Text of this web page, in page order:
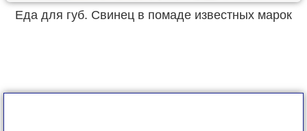
Еда для губ. Свинец в помаде известных марок